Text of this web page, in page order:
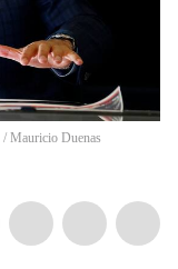
/ Mauricio Duenas